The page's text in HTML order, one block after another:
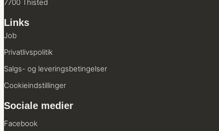
7700 Thisted
Links
Job
Privatlivs­politik
Salgs- og leverings­betingelser
Cookie­indstillinger
Sociale medier
Facebook